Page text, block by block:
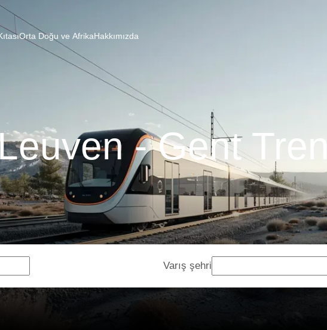
Orta Doğu ve AfrikaHakkımızda
- Gent Treni
Varış şehri